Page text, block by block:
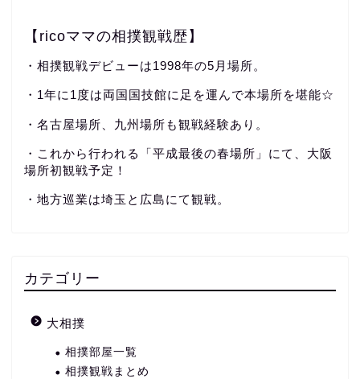
【ricoママの相撲観戦歴】
・相撲観戦デビューは1998年の5月場所。
・1年に1度は両国国技館に足を運んで本場所を堪能☆
・名古屋場所、九州場所も観戦経験あり。
・これから行われる「平成最後の春場所」にて、大阪
場所初観戦予定！
・地方巡業は埼玉と広島にて観戦。
カテゴリー
大相撲
相撲部屋一覧
相撲観戦まとめ